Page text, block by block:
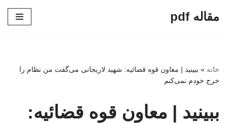
مقاله pdf
خانه » ببینید | معاون قوه قضائیه: شهید لاریجانی می‌گفت من نظام را
خرج خودم نمی‌کنم
ببینید | معاون قوه قضائیه: